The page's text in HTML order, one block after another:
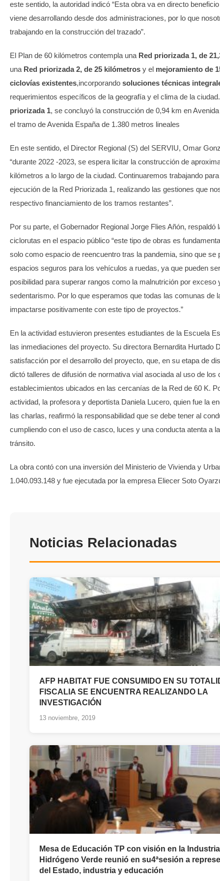
este sentido, la autoridad indicó “Esta obra va en directo
viene desarrollando desde dos administraciones, por lo que
trabajando en la construcción del trazado”.
El Plan de 60 kilómetros contempla una Red priorizada 1, de
una Red priorizada 2, de 25 kilómetros y el mejoramiento de
ciclovías existentes,incorporando soluciones técnicas
requerimientos específicos de la geografía y el clima de la
priorizada 1, se concluyó la construcción de 0,94 km en
el tramo de Avenida España de 1.380 metros lineales
En este sentido, el Director Regional (S) del SERVIU, Omar
“durante 2022 -2023, se espera licitar la construcción de
kilómetros a lo largo de la ciudad. Continuaremos trabajando
ejecución de la Red Priorizada 1, realizando las gestiones que
respectivo financiamiento de los tramos restantes”.
Por su parte, el Gobernador Regional Jorge Flies Añón, respaldó
ciclorutas en el espacio público “este tipo de obras es
solo como espacio de reencuentro tras la pandemia, sino que se
espacios seguros para los vehículos a ruedas, ya que pueden
posibilidad para superar rangos como la malnutrición por exceso
sedentarismo. Por lo que esperamos que todas las comunas de
impactarse positivamente con este tipo de proyectos.”
En la actividad estuvieron presentes estudiantes de la Escuela
las inmediaciones del proyecto. Su directora Bernardita Hurtado
satisfacción por el desarrollo del proyecto, que, en su etapa de
dictó talleres de difusión de normativa vial asociada al uso de los
establecimientos ubicados en las cercanías de la Red de 60 K.
actividad, la profesora y deportista Daniela Lucero, quien fue la
las charlas, reafirmó la responsabilidad que se debe tener al
cumpliendo con el uso de casco, luces y una conducta atenta a
tránsito.
La obra contó con una inversión del Ministerio de Vivienda y
1.040.093.148 y fue ejecutada por la empresa Eliecer Soto
Noticias Relacionadas
AFP HABITAT FUE CONSUMIDO EN SU
FISCALIA SE ENCUENTRA REALIZANDO LA
INVESTIGACIÓN
13 noviembre, 2019
Mesa de Educación TP con visión en la
Hidrógeno Verde reunió en su4ªsesión a
del Estado, industria y educación